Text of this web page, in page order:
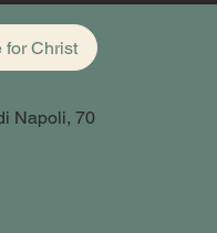
for Christ
Napoli, 70